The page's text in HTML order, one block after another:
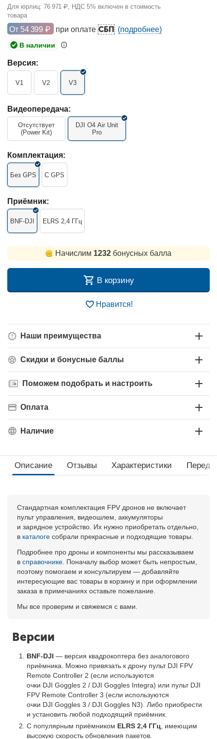
Для юрлиц: 76 971 ₽, НДС 5% включен в стоимость
товара
От 54 399 ₽ при оплатеСБП (подробнее)
В наличии
Версия:
V1 V2 V3
Видеопередача:
Отсутствует
(Power Kit)
DJI O4 Air Unit
Pro
Комплектация:
Без GPS С GPS
Приёмник:
BNF-DJI ELRS 2,4 ГГц
Начислим 1232 бонусных балла
В корзину
Нравится!
Наши преимущества
Скидки и бонусные баллы
Поможем подобрать и настроить
Оплата
Наличие
Описание Отзывы Характеристики Перед
Стандартная комплектация FPV дронов не включает
пульт управления, видеошлем, аккумуляторы
и зарядное устройство. Их нужно приобретать отдельно,
в каталоге собрали прекрасные и подходящие товары.
Подробнее про дроны и компоненты мы рассказываем
в справочнике . Поначалу выбор может быть непростым,
поэтому помогаем и консультируем — добавляйте
интересующие вас товары в корзину и при оформлении
заказа в примечаниях оставьте пожелание.
Мы все проверим и свяжемся с вами.
Версии
BNF-DJI — версия квадрокоптера без аналогового
приёмника. Можно привязать к дрону пульт DJI FPV
Remote Controller 2 (если используются
очки DJI Goggles 2 / DJI Goggles Integra) или пульт DJI
FPV Remote Controller 3 (если используются
очки DJI Goggles 3 / DJI Goggles N3). Либо приобрести
и установить любой подходящий приёмник.
С популярным приёмником ELRS 2,4 ГГц , имеющим
высокую скорость обновления пакетов.